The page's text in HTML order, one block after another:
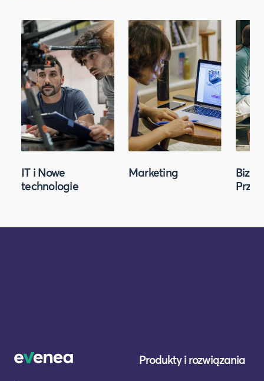
IT i Nowe
technologie
Marketing
Produkty i rozwiązania